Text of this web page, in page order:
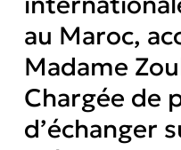
au Maroc,
Madame
Chargée de
d’échanger